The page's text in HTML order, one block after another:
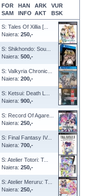
FOR HAN ARK
VUR
SAM INFO AKT BSK
S: Tales Of Xillia [...
Naiera: 250,-
S: Shikhondo: Sou...
Naiera: 500,-
S: Valkyria Chronic...
Naiera: 200,-
S: Ketsui: Death L...
Naiera: 900,-
S: Record Of Agare...
Naiera: 250,-
S: Final Fantasy IV...
Naiera: 700,-
S: Atelier Totori: T...
Naiera: 250,-
S: Atelier Meruru: T...
Naiera: 250,-